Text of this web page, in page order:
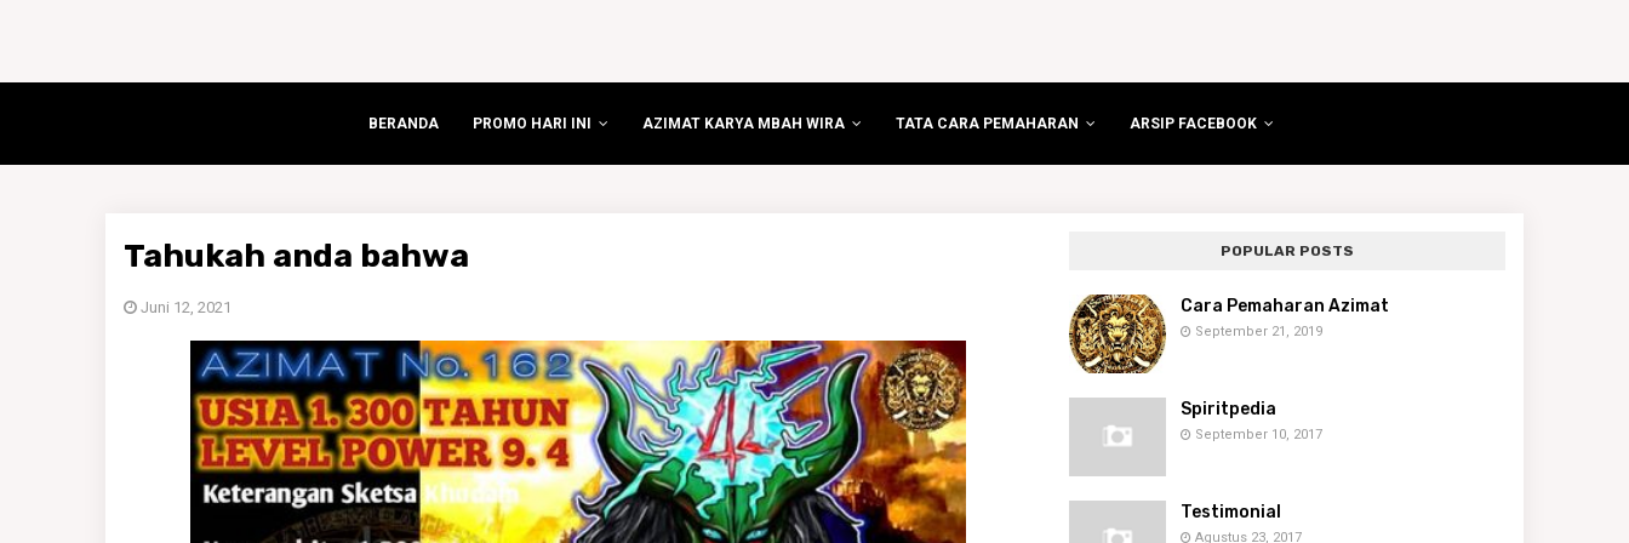
BERANDA PROMO HARI INI AZIMAT KARYA MBAH WIRA TATA CARA PEMAHARAN ARSIP FACEBOOK
Tahukah anda bahwa
Juni 12, 2021
POPULAR POSTS
Cara Pemaharan Azimat
September 21, 2019
Spiritpedia
September 10, 2017
Testimonial
Agustus 23, 2017